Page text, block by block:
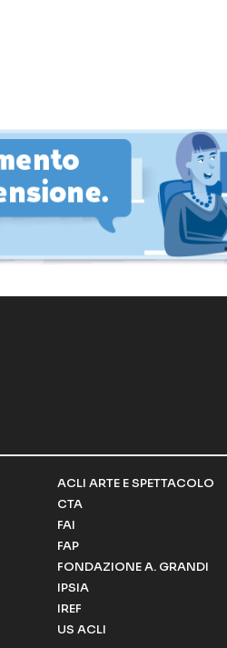
ACLI ARTE E SPETTACOLO
CTA
FAI
FAP
FONDAZIONE A. GRANDI
IPSIA
IREF
US ACLI